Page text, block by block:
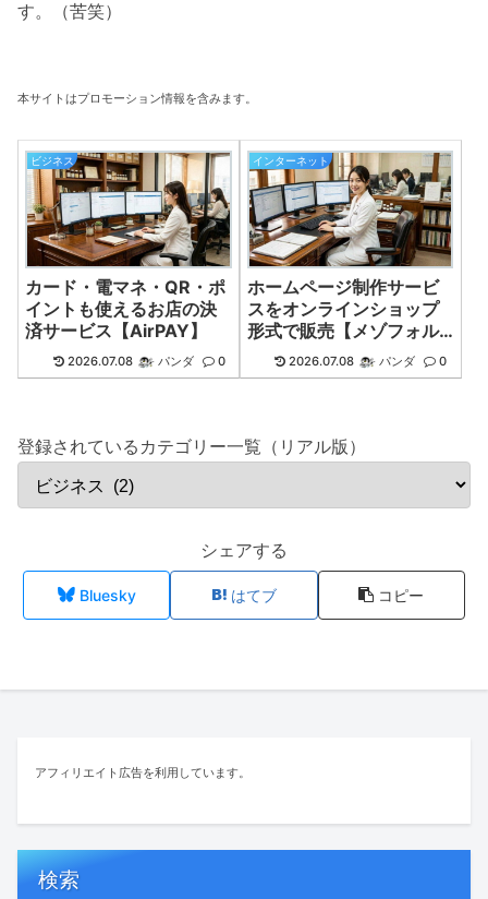
す。（苦笑）
本サイトはプロモーション情報を含みます。
ビジネス
カード・電マネ・QR・ポ
イントも使えるお店の決
済サービス【AirPAY】
2026.07.08 パンダ 0
インターネット
ホームページ制作サービ
スをオンラインショップ
形式で販売【メゾフォル
テデザイン】
2026.07.08 パンダ 0
登録されているカテゴリー一覧（リアル版）
シェアする
Bluesky はてブ コピー
アフィリエイト広告を利用しています。
検索